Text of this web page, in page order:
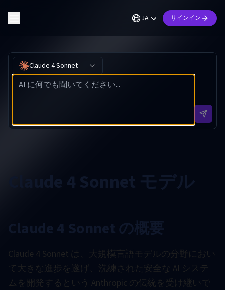
JA サインイン
Claude 4 Sonnet
Claude 4 Sonnet モデル
Claude 4 Sonnet の概要
Claude 4 Sonnet は、大規模言語モデルの分野におい
て大きな進歩を遂げ、洗練された安全な AI システ
ムを開発するという Anthropic の伝統を受け継いで